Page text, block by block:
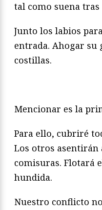
tal como suena tras
Junto los labios
entrada. Ahogar su
costillas.
Mencionar es la
Para ello, cubriré
Los otros asentirán
comisuras. Flotará
hundida.
Nuestro conflicto